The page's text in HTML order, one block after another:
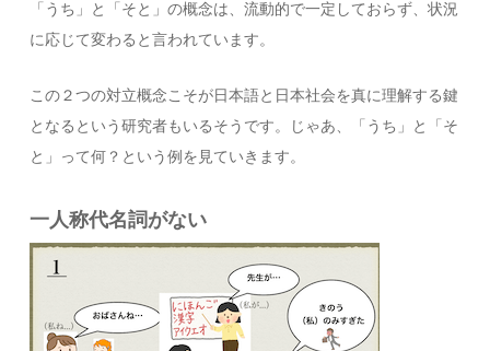
「うち」と「そと」の概念は、流動的で一定しておらず、状況
に応じて変わると言われています。
この２つの対立概念こそが日本語と日本社会を真に理解する鍵
となるという研究者もいるそうです。じゃあ、「うち」と「そ
と」って何？という例を見ていきます。
一人称代名詞がない